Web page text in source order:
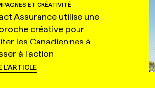
ET CRÉATIVITÉ
Assurance utilise une
créative pour
les Canadien·nes à
à l'action
L'ARTICLE